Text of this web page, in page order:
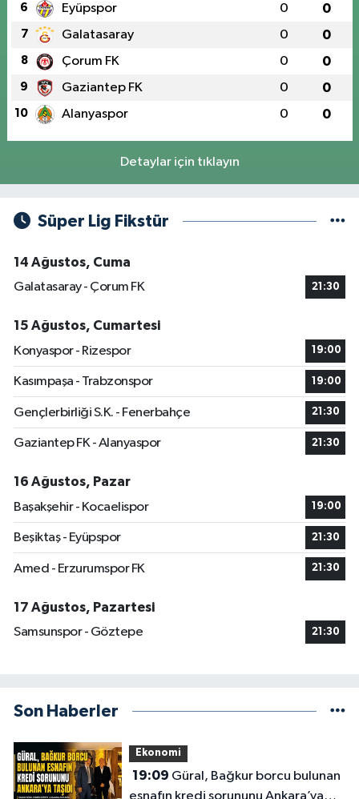
6 Eyüpspor 0 0
7 Galatasaray 0 0
8 Çorum FK 0 0
9 Gaziantep FK 0 0
10 Alanyaspor 0 0
Detaylar için tıklayın
Süper Lig Fikstür
14 Ağustos, Cuma
Galatasaray - Çorum FK
21:30
15 Ağustos, Cumartesi
Konyaspor - Rizespor
19:00
Kasımpaşa - Trabzonspor 19:00
Gençlerbirliği S.K. - Fenerbahçe 21:30
Gaziantep FK - Alanyaspor 21:30
16 Ağustos, Pazar
Başakşehir - Kocaelispor
19:00
Beşiktaş - Eyüpspor 21:30
Amed - Erzurumspor FK 21:30
17 Ağustos, Pazartesi
Samsunspor - Göztepe
21:30
Son Haberler
Ekonomi
19:09